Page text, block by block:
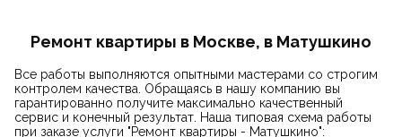
Ремонт квартиры в Москве, в Матушкино
Все работы выполняются опытными мастерами со строгим
контролем качества. Обращаясь в нашу компанию вы
гарантированно получите максимально качественный
сервис и конечный результат. Наша типовая схема работы
при заказе услуги "Ремонт квартиры - Матушкино":